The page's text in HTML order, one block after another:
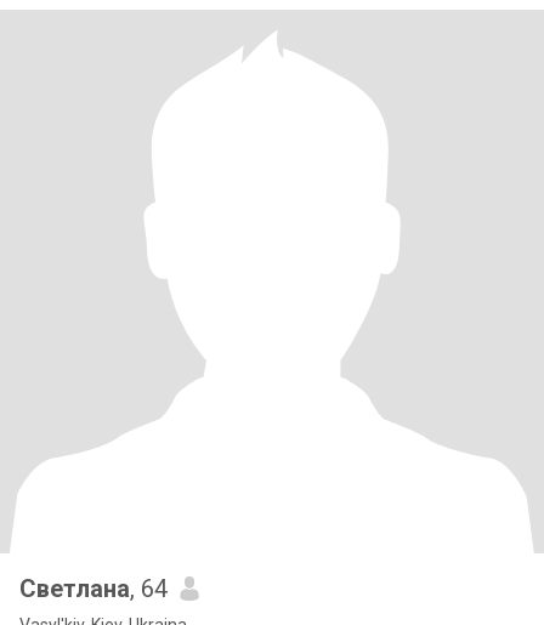
Светлана, 64